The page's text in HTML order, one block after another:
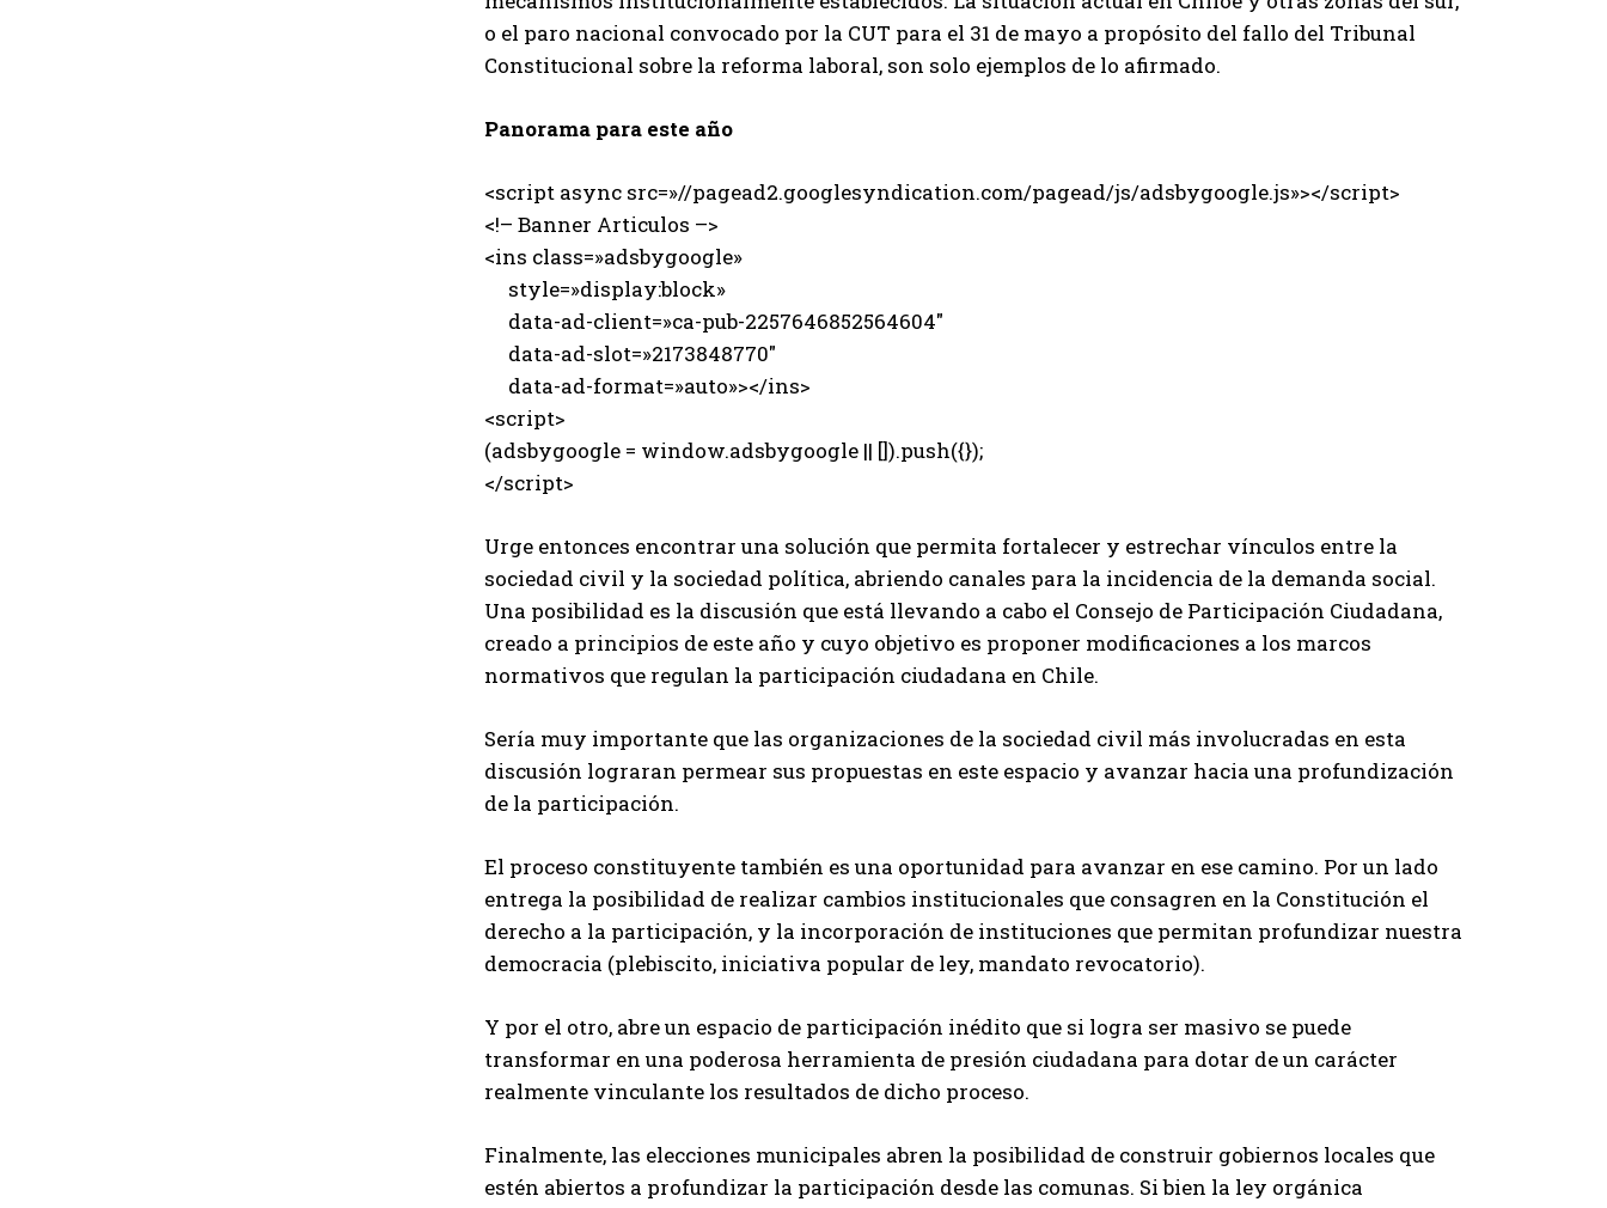
o el paro nacional convocado por la CUT para el 31 de mayo a propósito del fallo del Tribunal
Constitucional sobre la reforma laboral, son solo ejemplos de lo afirmado.
Panorama para este año
<script async src=»//pagead2.googlesyndication.com/pagead/js/adsbygoogle.js»></script>
<!– Banner Articulos –>
<ins class=»adsbygoogle»
style=»display:block»
data-ad-client=»ca-pub-2257646852564604″
data-ad-slot=»2173848770″
data-ad-format=»auto»></ins>
<script>
(adsbygoogle = window.adsbygoogle || []).push({});
</script>
Urge entonces encontrar una solución que permita fortalecer y estrechar vínculos entre la
sociedad civil y la sociedad política, abriendo canales para la incidencia de la demanda social.
Una posibilidad es la discusión que está llevando a cabo el Consejo de Participación Ciudadana,
creado a principios de este año y cuyo objetivo es proponer modificaciones a los marcos
normativos que regulan la participación ciudadana en Chile.
Sería muy importante que las organizaciones de la sociedad civil más involucradas en esta
discusión lograran permear sus propuestas en este espacio y avanzar hacia una profundización
de la participación.
El proceso constituyente también es una oportunidad para avanzar en ese camino. Por un lado
entrega la posibilidad de realizar cambios institucionales que consagren en la Constitución el
derecho a la participación, y la incorporación de instituciones que permitan profundizar nuestra
democracia (plebiscito, iniciativa popular de ley, mandato revocatorio).
Y por el otro, abre un espacio de participación inédito que si logra ser masivo se puede
transformar en una poderosa herramienta de presión ciudadana para dotar de un carácter
realmente vinculante los resultados de dicho proceso.
Finalmente, las elecciones municipales abren la posibilidad de construir gobiernos locales que
estén abiertos a profundizar la participación desde las comunas. Si bien la ley orgánica